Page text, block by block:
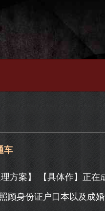
车
方案】 【具体作】正在
顾身份证户口本以及成